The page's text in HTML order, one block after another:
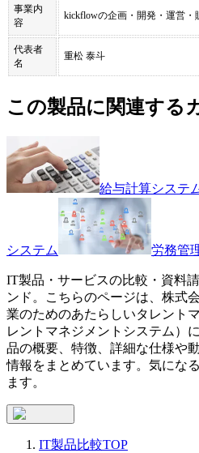
事業内
容
kickflowの企画・開発・運営・
代表者
名
重松 泰斗
この製品に関連する
給与計算システ
システム 労務管
IT製品・サービスの比較・資料
ンド。こちらのページは、 株式
業のためのあたらしいタレント
レントマネジメントシステム ）
品の概要、特徴、詳細な仕様や
情報をまとめています。気にな
ます。
IT製品比較TOP